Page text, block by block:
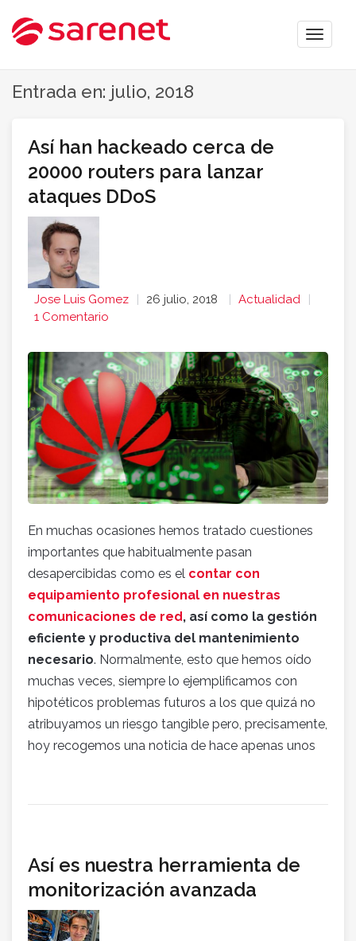
Toggle
Entrada en: julio, 2018
Así han hackeado cerca de
20000 routers para lanzar
ataques DDoS
Jose Luis Gomez 26 julio, 2018
Actualidad
1 Comentario
En muchas ocasiones hemos tratado cuestiones
importantes que habitualmente pasan
desapercibidas como es el contar con
equipamiento profesional en nuestras
comunicaciones de red, así como la gestión
eficiente y productiva del mantenimiento
necesario. Normalmente, esto que hemos oído
muchas veces, siempre lo ejemplificamos con
hipotéticos problemas futuros a los que quizá no
atribuyamos un riesgo tangible pero, precisamente,
hoy recogemos una noticia de hace apenas unos
Así es nuestra herramienta de
monitorización avanzada